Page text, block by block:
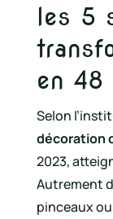
les 5
en 48
Selon
décoration
2023,
Autrement
pinceaux ou